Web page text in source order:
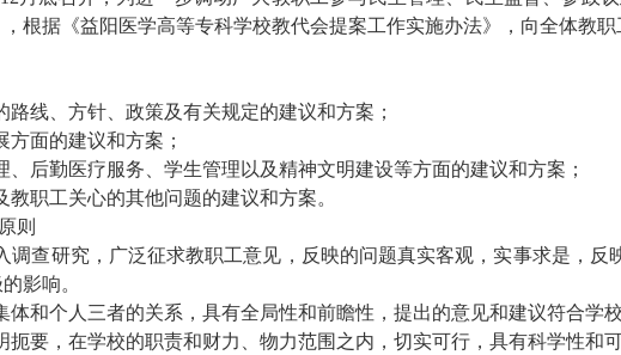
根据《益阳医学高等专科学校教代会提案工作实施办法》，向全体教
线、方针、政策及有关规定的建议和方案；
面的建议和方案；
、后勤医疗服务、学生管理以及精神文明建设等方面的建议和方案；
职工关心的其他问题的建议和方案。
则
调查研究，广泛征求教职工意见，反映的问题真实客观，实事求是，
影响。
体和个人三者的关系，具有全局性和前瞻性，提出的意见和建议符合学
要，在学校的职责和财力、物力范围之内，切实可行，具有科学性和可